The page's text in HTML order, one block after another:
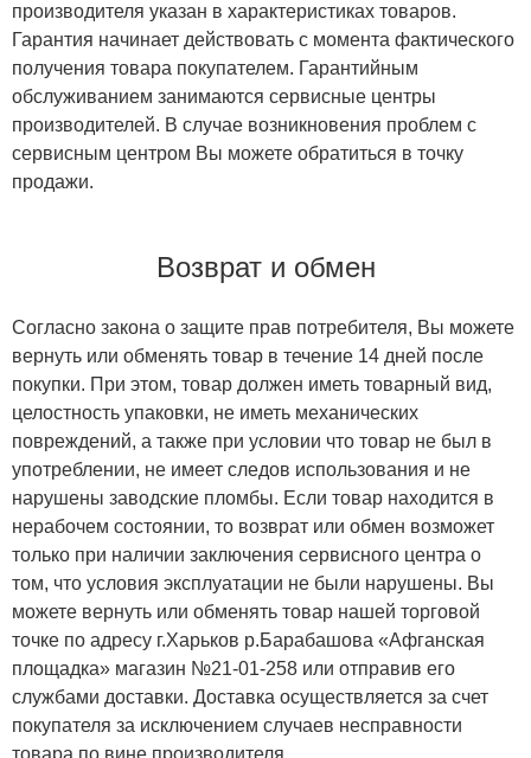
производителя указан в характеристиках товаров.
Гарантия начинает действовать с момента фактического
получения товара покупателем. Гарантийным
обслуживанием занимаются сервисные центры
производителей. В случае возникновения проблем с
сервисным центром Вы можете обратиться в точку
продажи.
Возврат и обмен
Согласно закона о защите прав потребителя, Вы можете
вернуть или обменять товар в течение 14 дней после
покупки. При этом, товар должен иметь товарный вид,
целостность упаковки, не иметь механических
повреждений, а также при условии что товар не был в
употреблении, не имеет следов использования и не
нарушены заводские пломбы. Если товар находится в
нерабочем состоянии, то возврат или обмен возможет
только при наличии заключения сервисного центра о
том, что условия эксплуатации не были нарушены. Вы
можете вернуть или обменять товар нашей торговой
точке по адресу г.Харьков р.Барабашова «Афганская
площадка» магазин №21-01-258 или отправив его
службами доставки. Доставка осуществляется за счет
покупателя за исключением случаев несправности
товара по вине производителя.